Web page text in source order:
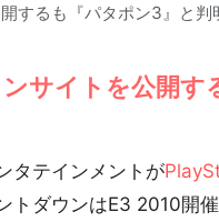
するも『パタポン3』と判
サイトを公開す
タテインメントが
トダウンはE3 2010開